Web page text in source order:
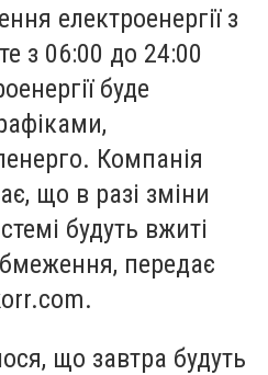
електроенергії з
з 06:00 до 24:00
буде
Компанія
що в разі зміни
будуть вжиті
передає
що завтра будуть